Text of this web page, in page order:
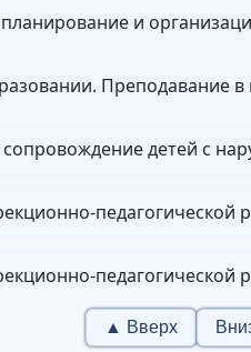
и
сопровождение детей с
и эффективности
▲ Вверх